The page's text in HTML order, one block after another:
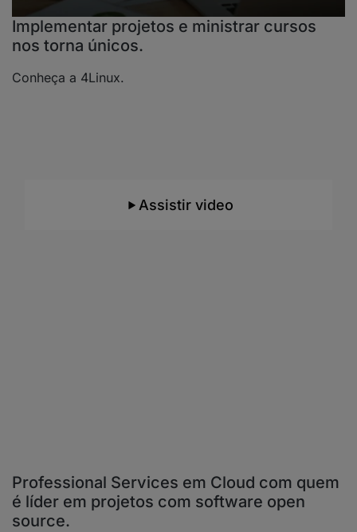
Implementar projetos e ministrar cursos
nos torna únicos.
Conheça a 4Linux.
Assistir video
Professional Services em Cloud com quem
é líder em projetos com software open
source.